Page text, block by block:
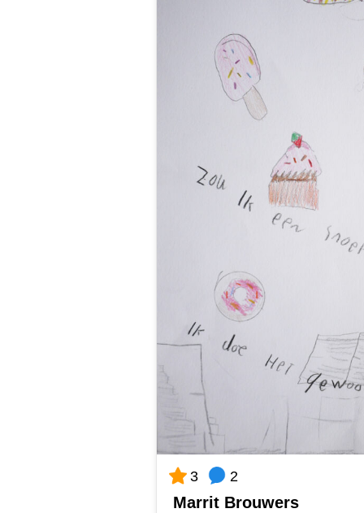
3 2
Marrit Brouwers